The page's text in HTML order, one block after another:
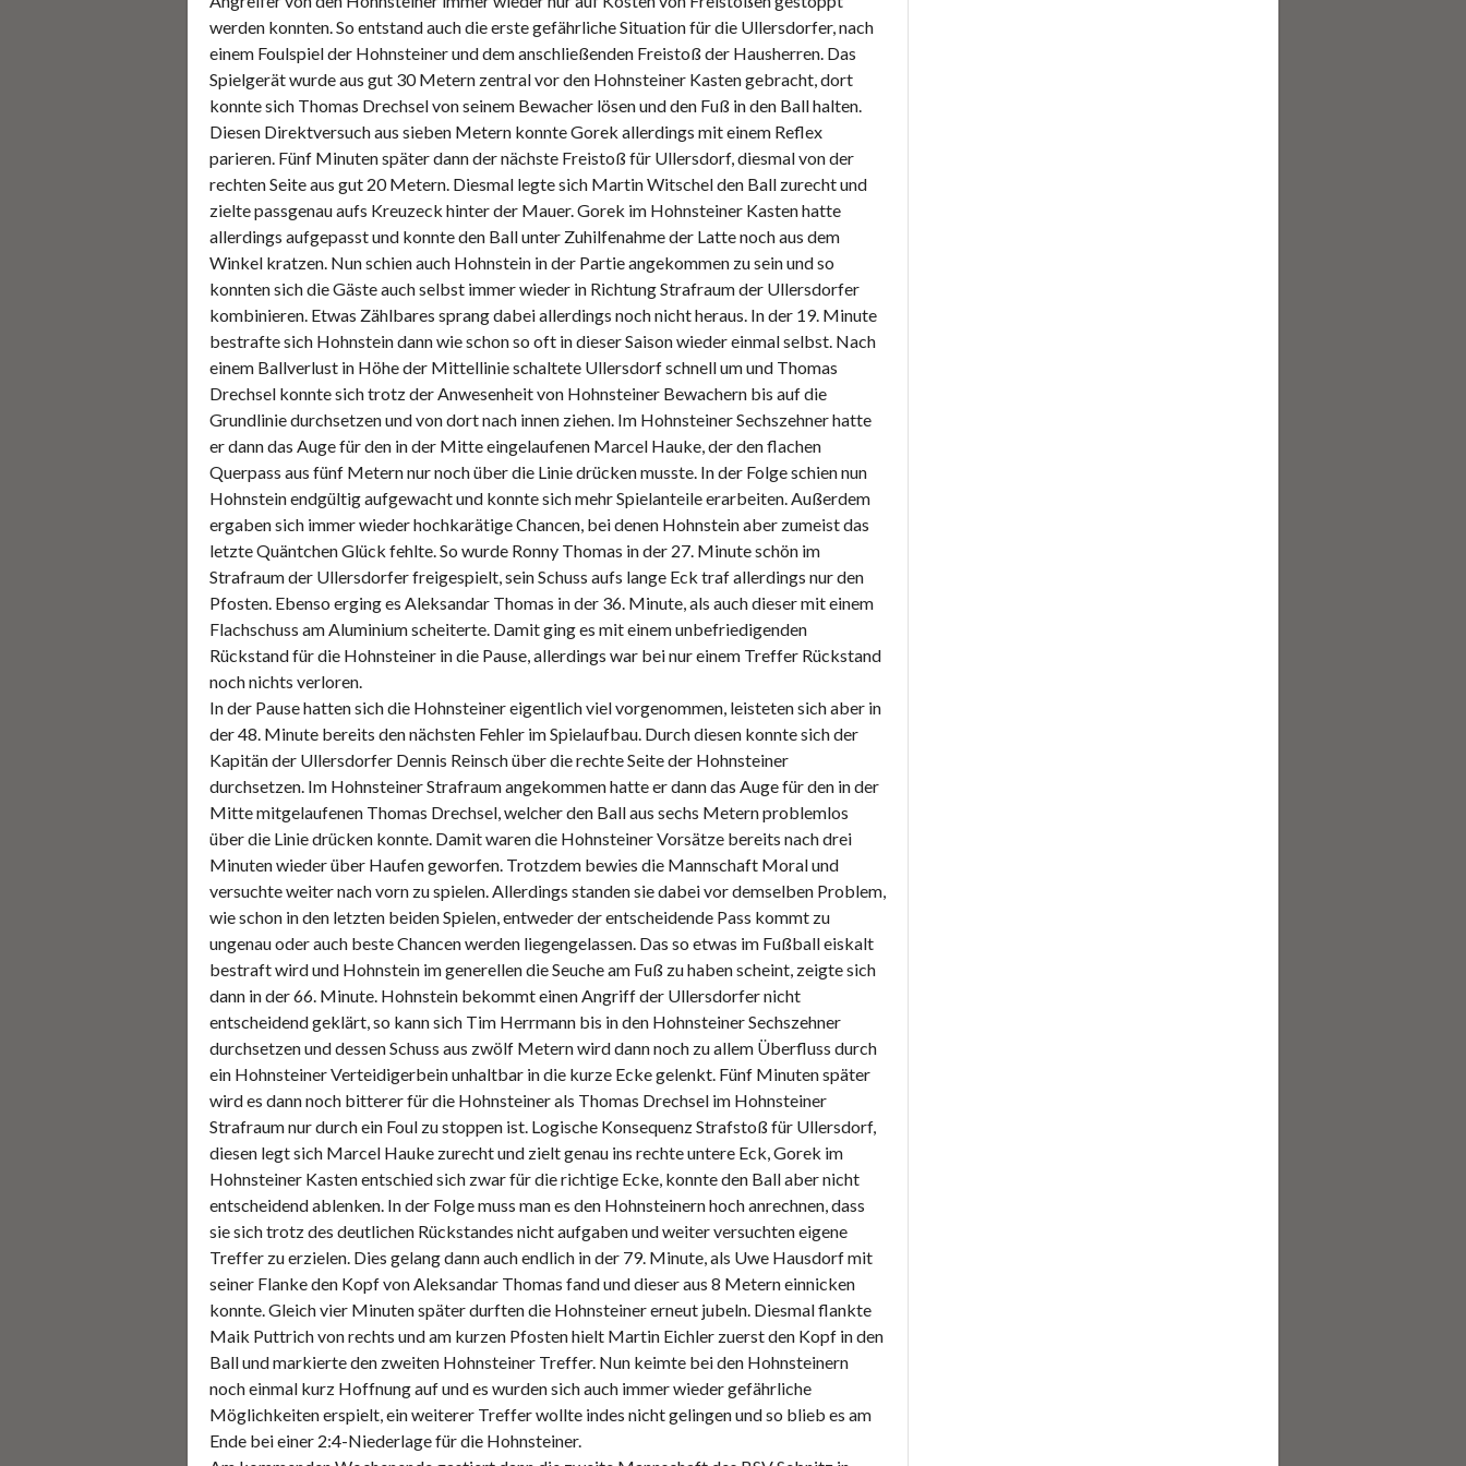
werden konnten. So entstand auch die erste gefährliche Situation für die Ullersdorfer, nach
einem Foulspiel der Hohnsteiner und dem anschließenden Freistoß der Hausherren. Das
Spielgerät wurde aus gut 30 Metern zentral vor den Hohnsteiner Kasten gebracht, dort
konnte sich Thomas Drechsel von seinem Bewacher lösen und den Fuß in den Ball halten.
Diesen Direktversuch aus sieben Metern konnte Gorek allerdings mit einem Reflex
parieren. Fünf Minuten später dann der nächste Freistoß für Ullersdorf, diesmal von der
rechten Seite aus gut 20 Metern. Diesmal legte sich Martin Witschel den Ball zurecht und
zielte passgenau aufs Kreuzeck hinter der Mauer. Gorek im Hohnsteiner Kasten hatte
allerdings aufgepasst und konnte den Ball unter Zuhilfenahme der Latte noch aus dem
Winkel kratzen. Nun schien auch Hohnstein in der Partie angekommen zu sein und so
konnten sich die Gäste auch selbst immer wieder in Richtung Strafraum der Ullersdorfer
kombinieren. Etwas Zählbares sprang dabei allerdings noch nicht heraus. In der 19. Minute
bestrafte sich Hohnstein dann wie schon so oft in dieser Saison wieder einmal selbst. Nach
einem Ballverlust in Höhe der Mittellinie schaltete Ullersdorf schnell um und Thomas
Drechsel konnte sich trotz der Anwesenheit von Hohnsteiner Bewachern bis auf die
Grundlinie durchsetzen und von dort nach innen ziehen. Im Hohnsteiner Sechszehner hatte
er dann das Auge für den in der Mitte eingelaufenen Marcel Hauke, der den flachen
Querpass aus fünf Metern nur noch über die Linie drücken musste. In der Folge schien nun
Hohnstein endgültig aufgewacht und konnte sich mehr Spielanteile erarbeiten. Außerdem
ergaben sich immer wieder hochkarätige Chancen, bei denen Hohnstein aber zumeist das
letzte Quäntchen Glück fehlte. So wurde Ronny Thomas in der 27. Minute schön im
Strafraum der Ullersdorfer freigespielt, sein Schuss aufs lange Eck traf allerdings nur den
Pfosten. Ebenso erging es Aleksandar Thomas in der 36. Minute, als auch dieser mit einem
Flachschuss am Aluminium scheiterte. Damit ging es mit einem unbefriedigenden
Rückstand für die Hohnsteiner in die Pause, allerdings war bei nur einem Treffer Rückstand
noch nichts verloren.
In der Pause hatten sich die Hohnsteiner eigentlich viel vorgenommen, leisteten sich aber in
der 48. Minute bereits den nächsten Fehler im Spielaufbau. Durch diesen konnte sich der
Kapitän der Ullersdorfer Dennis Reinsch über die rechte Seite der Hohnsteiner
durchsetzen. Im Hohnsteiner Strafraum angekommen hatte er dann das Auge für den in der
Mitte mitgelaufenen Thomas Drechsel, welcher den Ball aus sechs Metern problemlos
über die Linie drücken konnte. Damit waren die Hohnsteiner Vorsätze bereits nach drei
Minuten wieder über Haufen geworfen. Trotzdem bewies die Mannschaft Moral und
versuchte weiter nach vorn zu spielen. Allerdings standen sie dabei vor demselben Problem,
wie schon in den letzten beiden Spielen, entweder der entscheidende Pass kommt zu
ungenau oder auch beste Chancen werden liegengelassen. Das so etwas im Fußball eiskalt
bestraft wird und Hohnstein im generellen die Seuche am Fuß zu haben scheint, zeigte sich
dann in der 66. Minute. Hohnstein bekommt einen Angriff der Ullersdorfer nicht
entscheidend geklärt, so kann sich Tim Herrmann bis in den Hohnsteiner Sechszehner
durchsetzen und dessen Schuss aus zwölf Metern wird dann noch zu allem Überfluss durch
ein Hohnsteiner Verteidigerbein unhaltbar in die kurze Ecke gelenkt. Fünf Minuten später
wird es dann noch bitterer für die Hohnsteiner als Thomas Drechsel im Hohnsteiner
Strafraum nur durch ein Foul zu stoppen ist. Logische Konsequenz Strafstoß für Ullersdorf,
diesen legt sich Marcel Hauke zurecht und zielt genau ins rechte untere Eck, Gorek im
Hohnsteiner Kasten entschied sich zwar für die richtige Ecke, konnte den Ball aber nicht
entscheidend ablenken. In der Folge muss man es den Hohnsteinern hoch anrechnen, dass
sie sich trotz des deutlichen Rückstandes nicht aufgaben und weiter versuchten eigene
Treffer zu erzielen. Dies gelang dann auch endlich in der 79. Minute, als Uwe Hausdorf mit
seiner Flanke den Kopf von Aleksandar Thomas fand und dieser aus 8 Metern einnicken
konnte. Gleich vier Minuten später durften die Hohnsteiner erneut jubeln. Diesmal flankte
Maik Puttrich von rechts und am kurzen Pfosten hielt Martin Eichler zuerst den Kopf in den
Ball und markierte den zweiten Hohnsteiner Treffer. Nun keimte bei den Hohnsteinern
noch einmal kurz Hoffnung auf und es wurden sich auch immer wieder gefährliche
Möglichkeiten erspielt, ein weiterer Treffer wollte indes nicht gelingen und so blieb es am
Ende bei einer 2:4-Niederlage für die Hohnsteiner.